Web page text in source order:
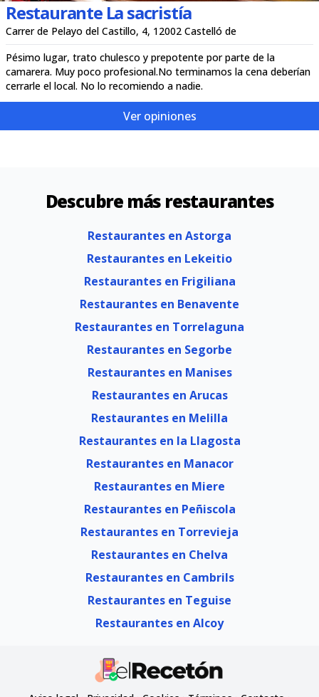
Restaurante La sacristía
Carrer de Pelayo del Castillo, 4, 12002 Castelló de
Pésimo lugar, trato chulesco y prepotente por parte de la
camarera. Muy poco profesional.No terminamos la cena deberían
cerrarle el local. No lo recomiendo a nadie.
Ver opiniones
Descubre más restaurantes
Restaurantes en Astorga
Restaurantes en Lekeitio
Restaurantes en Frigiliana
Restaurantes en Benavente
Restaurantes en Torrelaguna
Restaurantes en Segorbe
Restaurantes en Manises
Restaurantes en Arucas
Restaurantes en Melilla
Restaurantes en la Llagosta
Restaurantes en Manacor
Restaurantes en Miere
Restaurantes en Peñiscola
Restaurantes en Torrevieja
Restaurantes en Chelva
Restaurantes en Cambrils
Restaurantes en Teguise
Restaurantes en Alcoy